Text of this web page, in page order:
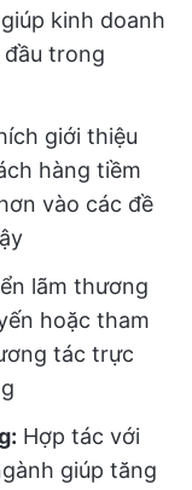
kinh doanh
trong
giới thiệu
hàng tiềm
vào các đề
lãm thương
hoặc tham
tác trực
Hợp tác với
giúp tăng